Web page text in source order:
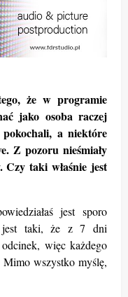
że w programie
jako osoba raczej
a niektóre
Z pozoru nieśmiały
Czy taki właśnie jest
jest sporo
jest taki, że z 7 dni
więc każdego
wszystko myślę,